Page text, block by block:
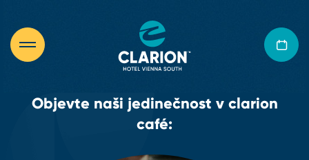
Objevte naši jedinečnost v clarion
café: